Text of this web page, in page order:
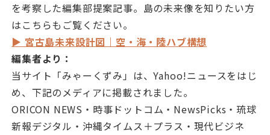
を考察した編集部提案記事。島の未来像を知りたい方
はこちらもご覧ください。
▶ 宮古島未来設計図｜空・海・陸ハブ構想
編集者より：
当サイト「みゃーくずみ」は、Yahoo!ニュースをはじ
め、下記のメディアに掲載されました。
ORICON NEWS・時事ドットコム・NewsPicks・琉球
新報デジタル・沖縄タイムス＋プラス・現代ビジネ